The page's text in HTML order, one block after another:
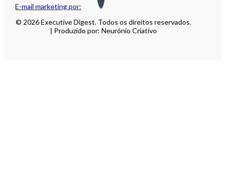
E-mail marketing por:
© 2026 Executive Digest. Todos os direitos reservados.
| Produzido por: Neurónio Criativo